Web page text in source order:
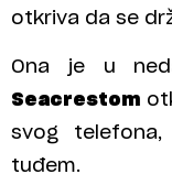
otkriva da se
Ona je u
Seacrestom
svog
tuđem.